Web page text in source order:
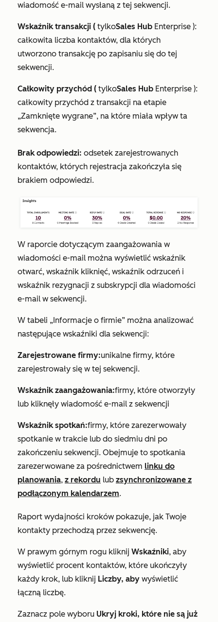
wiadomość e-mail wysłaną z tej sekwencji.
Wskaźnik transakcji ( tylkoSales Hub Enterprise ):
całkowita liczba kontaktów, dla których
utworzono transakcję po zapisaniu się do tej
sekwencji.
Całkowity przychód ( tylkoSales Hub Enterprise ):
całkowity przychód z transakcji na etapie
„Zamknięte wygrane”, na które miała wpływ ta
sekwencja.
Brak odpowiedzi: odsetek zarejestrowanych
kontaktów, których rejestracja zakończyła się
brakiem odpowiedzi.
W raporcie dotyczącym zaangażowania w
wiadomości e-mail można wyświetlić wskaźnik
otwarć, wskaźnik kliknięć, wskaźnik odrzuceń i
wskaźnik rezygnacji z subskrypcji dla wiadomości
e-mail w sekwencji.
W tabeli „Informacje o firmie” można analizować
następujące wskaźniki dla sekwencji:
Zarejestrowane firmy:unikalne firmy, które
zarejestrowały się w tej sekwencji.
Wskaźnik zaangażowania:firmy, które otworzyły
lub kliknęły wiadomość e-mail z sekwencji
Wskaźnik spotkań:firmy, które zarezerwowały
spotkanie w trakcie lub do siedmiu dni po
zakończeniu sekwencji. Obejmuje to spotkania
zarezerwowane za pośrednictwem linku do
planowania, z rekordu lub zsynchronizowane z
podłączonym kalendarzem.
Raport wydajności kroków pokazuje, jak Twoje
kontakty przechodzą przez sekwencję.
W prawym górnym rogu kliknij Wskaźniki, aby
wyświetlić procent kontaktów, które ukończyły
każdy krok, lub kliknij Liczby, aby wyświetlić
łączną liczbę.
Zaznacz pole wyboru Ukryj kroki, które nie są już